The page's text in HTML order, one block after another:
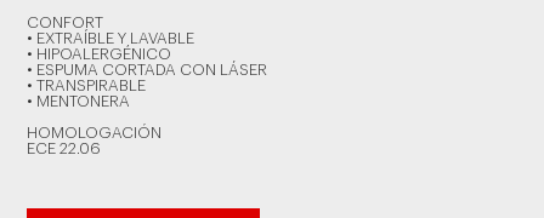
CONFORT
• EXTRAÍBLE Y LAVABLE
• HIPOALERGÉNICO
• ESPUMA CORTADA CON LÁSER
• TRANSPIRABLE
• MENTONERA
HOMOLOGACIÓN
ECE 22.06